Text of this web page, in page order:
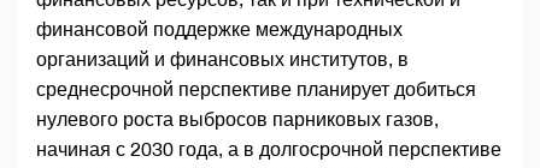
финансовой поддержке международных
организаций и финансовых институтов, в
среднесрочной перспективе планирует добиться
нулевого роста выбросов парниковых газов,
начиная с 2030 года, а в долгосрочной перспективе